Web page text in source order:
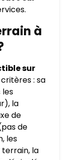
à
sur
: sa
les
la
de
de
les
la